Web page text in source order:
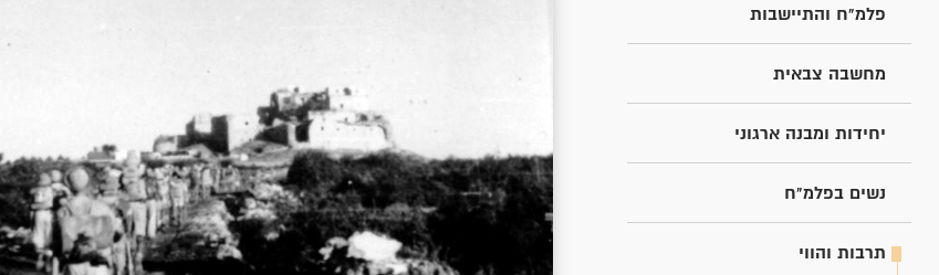
פלמ"ח והתיישבות
מחשבה צבאית
יחידות ומבנה ארגוני
נשים בפלמ"ח
תרבות והווי